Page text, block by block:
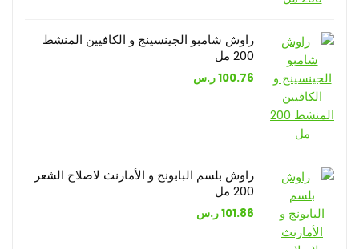
راوش شامبو الجينسينج و الكافيين المنشط
200 مل
100.76ر.س
راوش بلسم البابونج و الأمارنث لاصلاح الشعر
200 مل
101.86ر.س